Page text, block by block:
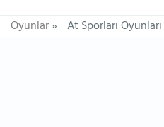
Oyunlar» At Sporları Oyunları